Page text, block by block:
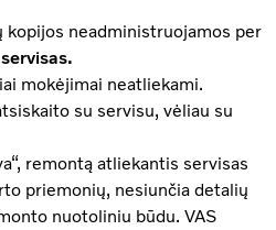
neadministruojamos per
mokėjimai neatliekami.
su servisu, vėliau su
remontą atliekantis servisas
priemonių, nesiunčia detalių
nuotoliniu būdu. VAS